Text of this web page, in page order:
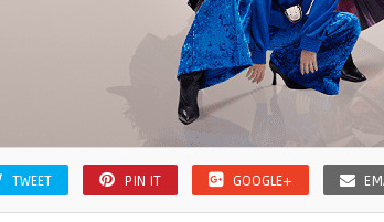
TWEET PIN IT GOOGLE+